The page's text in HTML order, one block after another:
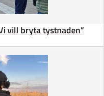
vill bryta tystnaden”